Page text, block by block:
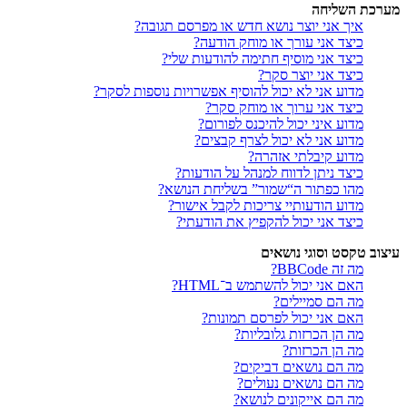
מערכת השליחה
איך אני יוצר נושא חדש או מפרסם תגובה?
כיצד אני עורך או מוחק הודעה?
כיצד אני מוסיף חתימה להודעות שלי?
כיצד אני יוצר סקר?
מדוע אני לא יכול להוסיף אפשרויות נוספות לסקר?
כיצד אני ערוך או מוחק סקר?
מדוע איני יכול להיכנס לפורום?
מדוע אני לא יכול לצרף קבצים?
מדוע קיבלתי אזהרה?
כיצד ניתן לדווח למנהל על הודעות?
מהו כפתור ה“שמור” בשליחת הנושא?
מדוע הודעותיי צריכות לקבל אישור?
כיצד אני יכול להקפיץ את הודעתי?
עיצוב טקסט וסוגי נושאים
מה זה BBCode?
האם אני יכול להשתמש ב־HTML?
מה הם סמיילים?
האם אני יכול לפרסם תמונות?
מה הן הכרזות גלובליות?
מה הן הכרזות?
מה הם נושאים דביקים?
מה הם נושאים נעולים?
מה הם אייקונים לנושא?